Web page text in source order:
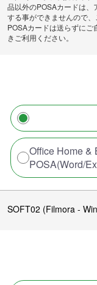
品以外のPOSAカードは、
する事ができませんので、
POSAカードは送らずに
きご利用ください。
Office Home &
POSA(Word/
SOFT02 (Filmora -